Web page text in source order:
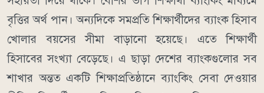
বৃত্তির অর্থ পান। অন্যদিকে সমপ্রতি শিক্ষার্থীদের ব্যাংক হিসাব
খোলার বয়সের সীমা বাড়ানো হয়েছে। এতে শিক্ষার্থী
হিসাবের সংখ্যা বেড়েছে। এ ছাড়া দেশের ব্যাংকগুলোর সব
শাখার অন্তত একটি শিক্ষাপ্রতিষ্ঠানে ব্যাংকিং সেবা দেওয়ার